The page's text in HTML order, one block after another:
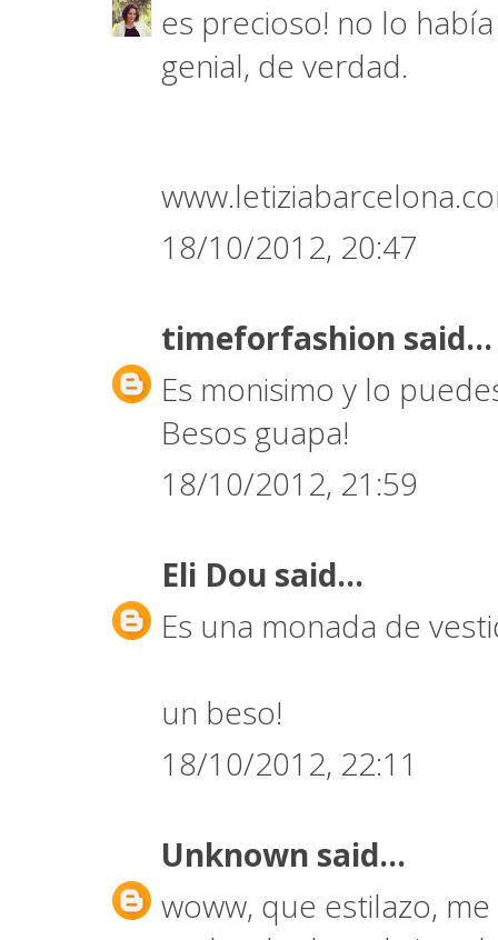
es precioso! no lo
genial, de verdad.
18/10/2012, 20:47
timeforfashion said...
Es monisimo y lo
Besos guapa!
18/10/2012, 21:59
Eli Dou said...
Es una monada de
un beso!
18/10/2012, 22:11
Unknown said...
woww, que estilazo,